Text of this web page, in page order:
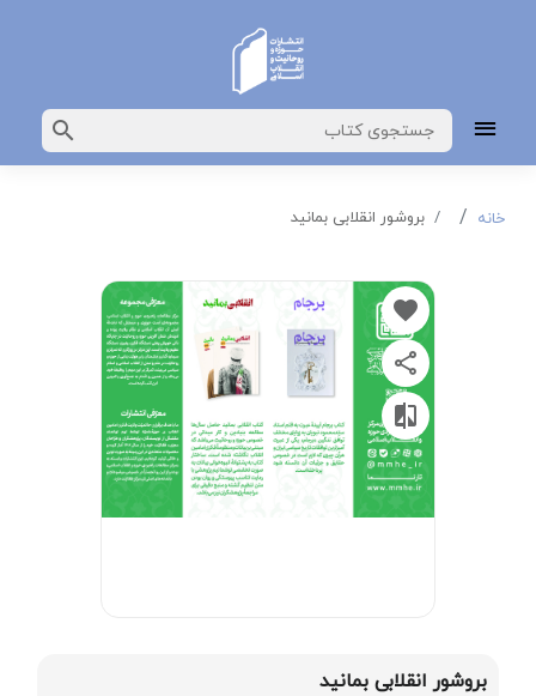
خانه بروشور انقلابی بمانید
بروشور انقلابی بمانید